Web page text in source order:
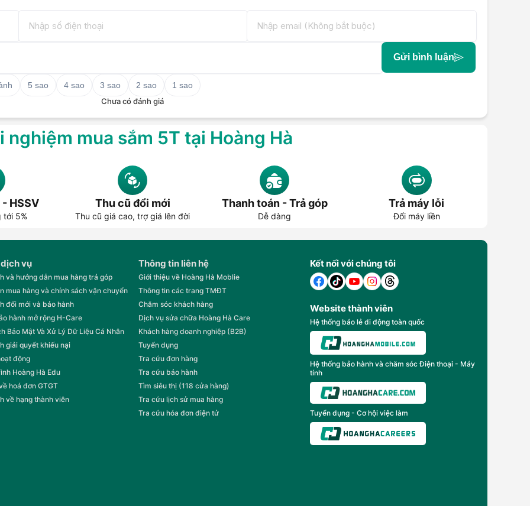
Gửi bình luận
5 sao 4 sao 3 sao 2 sao
1 sao
Chưa có đánh giá
nghiệm mua sắm 5T tại Hoàng Hà
HSSV
tới 5%
Thu cũ đổi mới
Thu cũ giá cao, trợ giá lên đời
Thanh toán - Trả góp
Dễ dàng
Trả máy lỗi
Đổi máy liền
vụ
và hướng dẫn mua hàng trả góp
mua hàng và chính sách vận chuyển
đổi mới và bảo hành
hành mở rộng H-Care
Bảo Mật Và Xử Lý Dữ Liệu Cá Nhân
giải quyết khiếu nại
động
Hoàng Hà Edu
hoá đơn GTGT
về hạng thành viên
Thông tin liên hệ
Giới thiệu về Hoàng Hà Moblie
Thông tin các trang TMĐT
Chăm sóc khách hàng
Dịch vụ sửa chữa Hoàng Hà Care
Khách hàng doanh nghiệp (B2B)
Tuyển dụng
Tra cứu đơn hàng
Tra cứu bảo hành
Tìm siêu thị (118 cửa hàng)
Tra cứu lịch sử mua hàng
Tra cứu hóa đơn điện tử
Kết nối với chúng tôi
Website thành viên
Hệ thống báo lẻ di động toàn quốc
Hệ thống bảo hành và chăm sóc Điện thoại - Máy
tính
Tuyển dụng - Cơ hội việc làm